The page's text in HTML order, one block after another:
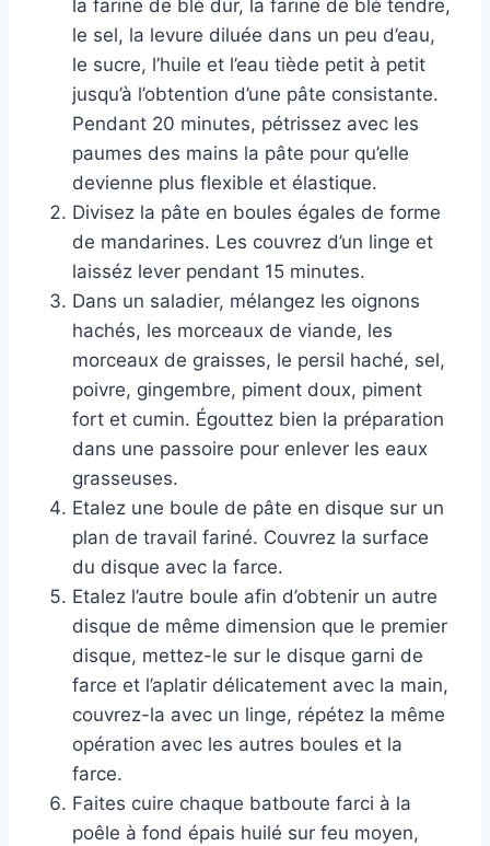
la farine de blé dur, la farine de blé tendre,
le sel, la levure diluée dans un peu d’eau,
le sucre, l’huile et l’eau tiède petit à petit
jusqu’à l’obtention d’une pâte consistante.
Pendant 20 minutes, pétrissez avec les
paumes des mains la pâte pour qu’elle
devienne plus flexible et élastique.
Divisez la pâte en boules égales de forme
de mandarines. Les couvrez d’un linge et
laisséz lever pendant 15 minutes.
Dans un saladier, mélangez les oignons
hachés, les morceaux de viande, les
morceaux de graisses, le persil haché, sel,
poivre, gingembre, piment doux, piment
fort et cumin. Égouttez bien la préparation
dans une passoire pour enlever les eaux
grasseuses.
Etalez une boule de pâte en disque sur un
plan de travail fariné. Couvrez la surface
du disque avec la farce.
Etalez l’autre boule afin d’obtenir un autre
disque de même dimension que le premier
disque, mettez-le sur le disque garni de
farce et l’aplatir délicatement avec la main,
couvrez-la avec un linge, répétez la même
opération avec les autres boules et la
farce.
Faites cuire chaque batboute farci à la
poêle à fond épais huilé sur feu moyen,